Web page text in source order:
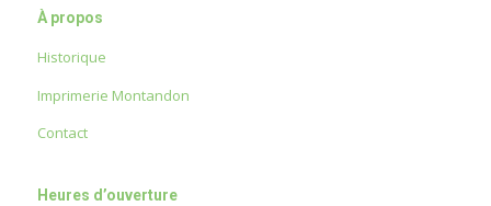
À propos
Historique
Imprimerie Montandon
Contact
Heures d’ouverture